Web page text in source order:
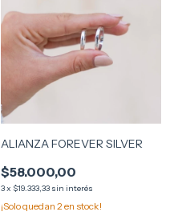
ALIANZA FOREVER SILVER
$58.000,00
3x $19.333,33 sin interés
¡Solo quedan 2en stock!